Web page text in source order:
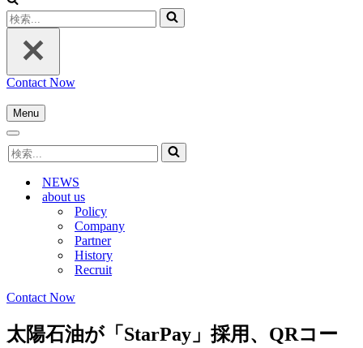
検
索...
Contact Now
Menu
ナ
ゲ
シ
ョ
ナ
ビ
検
索...
NEWS
about us
Policy
Company
Partner
History
Recruit
Contact Now
太陽石油が「StarPay」採用、QRコー